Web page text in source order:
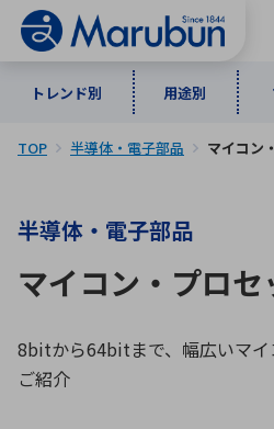
トレンド別 用途別
トレンド別
5G・Local 5G
用途別
監視・セキュリティ
マーケット別
自動車
商品別
半導体・電子部品
計測・測定・表示機器
メーカ一覧
50音順
あ行 か行
な行
は行
ら行
TOP 半導体・電子部品 マイコン
半導体・電子部品
マイコン・プロセ
8bitから64bitまで、幅広いマイ
ご紹介